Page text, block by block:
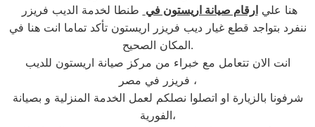
هنا عليارقام صيانة اريستون في طنطا لخدمة الديب فريزر
ننفرد بتواجد قطع غيار ديب فريزر اريستون تأكد تماما انت هنا في
المكان الصحيح.
انت الان تتعامل مع خبراء من مركز صيانة اريستون للديب
فريزر في مصر ،
شرفونا بالزيارة او اتصلوا نصلكم لعمل الخدمة المنزلية و بصيانة
الفورية،